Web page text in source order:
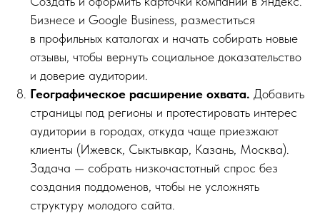
Бизнесе и Google Business, разместиться
в профильных каталогах и начать собирать новые
отзывы, чтобы вернуть социальное доказательство
и доверие аудитории.
Географическое расширение охвата. Добавить
страницы под регионы и протестировать интерес
аудитории в городах, откуда чаще приезжают
клиенты (Ижевск, Сыктывкар, Казань, Москва).
Задача — собрать низкочастотный спрос без
создания поддоменов, чтобы не усложнять
структуру молодого сайта.